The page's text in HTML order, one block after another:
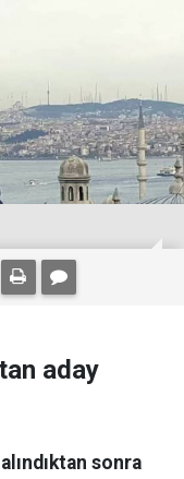
aday
sonra